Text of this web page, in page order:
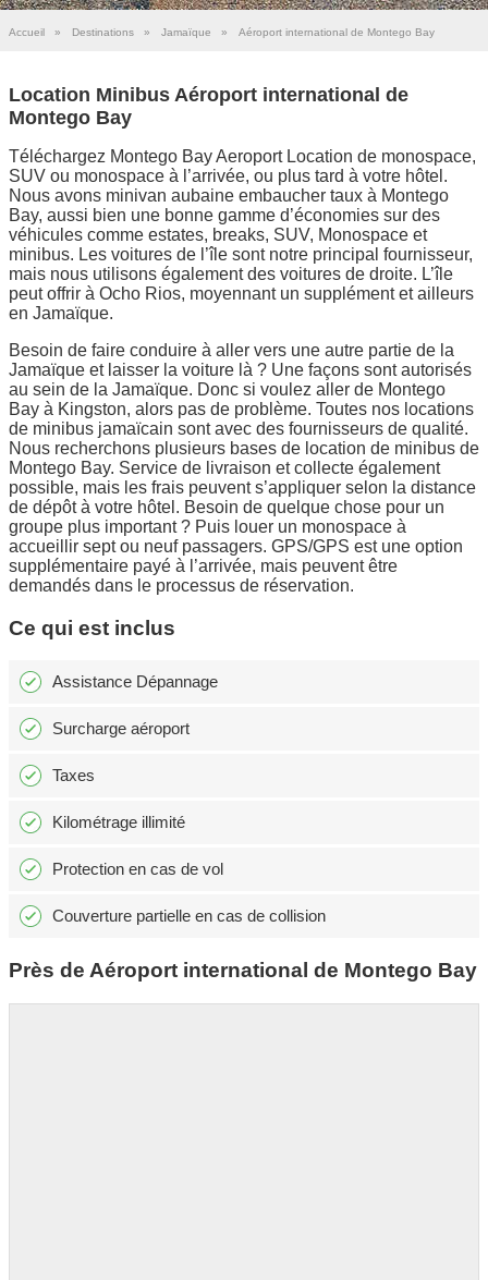
Accueil » Destinations » Jamaïque » Aéroport international de Montego Bay
Location Minibus Aéroport international de
Montego Bay
Téléchargez Montego Bay Aeroport Location de monospace,
SUV ou monospace à l’arrivée, ou plus tard à votre hôtel.
Nous avons minivan aubaine embaucher taux à Montego
Bay, aussi bien une bonne gamme d’économies sur des
véhicules comme estates, breaks, SUV, Monospace et
minibus. Les voitures de l’île sont notre principal fournisseur,
mais nous utilisons également des voitures de droite. L’île
peut offrir à Ocho Rios, moyennant un supplément et ailleurs
en Jamaïque.
Besoin de faire conduire à aller vers une autre partie de la
Jamaïque et laisser la voiture là ? Une façons sont autorisés
au sein de la Jamaïque. Donc si voulez aller de Montego
Bay à Kingston, alors pas de problème. Toutes nos locations
de minibus jamaïcain sont avec des fournisseurs de qualité.
Nous recherchons plusieurs bases de location de minibus de
Montego Bay. Service de livraison et collecte également
possible, mais les frais peuvent s’appliquer selon la distance
de dépôt à votre hôtel. Besoin de quelque chose pour un
groupe plus important ? Puis louer un monospace à
accueillir sept ou neuf passagers. GPS/GPS est une option
supplémentaire payé à l’arrivée, mais peuvent être
demandés dans le processus de réservation.
Ce qui est inclus
Assistance Dépannage
Surcharge aéroport
Taxes
Kilométrage illimité
Protection en cas de vol
Couverture partielle en cas de collision
Près de Aéroport international de Montego Bay